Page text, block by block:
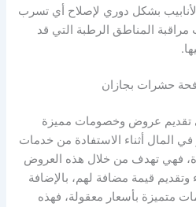
بشكل دوري لإصلاح أي تسرب
المناطق الرطبة التي قد
حشرات بجازان
تقديم عروض وخصومات مميزة
في المال أثناء الاستفادة من خدمات
فهي تهدف من خلال هذه العروض
قيمة مضافة لهم، بالإضافة
متميزة بأسعار معقولة، فهذه